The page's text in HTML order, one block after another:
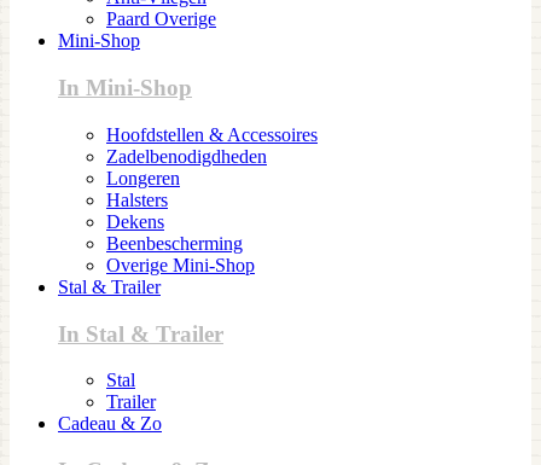
Paard Overige
Mini-Shop
In Mini-Shop
Hoofdstellen & Accessoires
Zadelbenodigdheden
Longeren
Halsters
Dekens
Beenbescherming
Overige Mini-Shop
Stal & Trailer
In Stal & Trailer
Stal
Trailer
Cadeau & Zo